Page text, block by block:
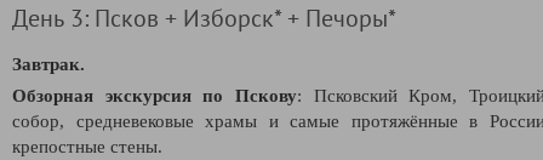
День 3: Псков + Изборск* + Печоры*
Завтрак.
Обзорная экскурсия по Пскову: Псковский Кром,
собор, средневековые храмы и самые протяжённые в
крепостные стены.